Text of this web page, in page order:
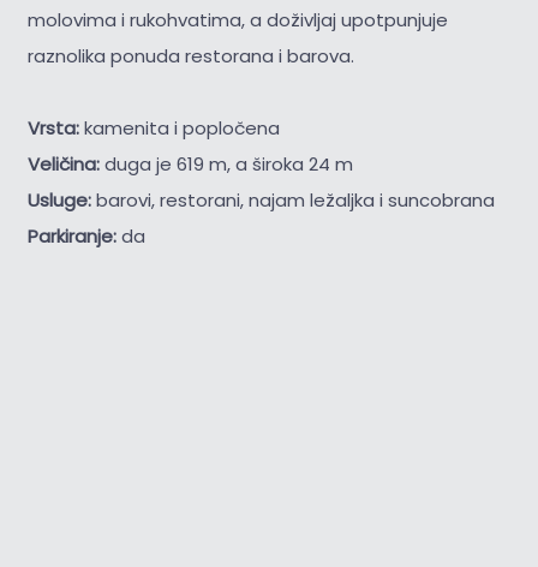
molovima i rukohvatima, a doživljaj upotpunjuje
raznolika ponuda restorana i barova.
Vrsta:kamenita i popločena
Veličina:duga je 619 m, a široka 24 m
Usluge:barovi, restorani, najam ležaljka i suncobrana
Parkiranje:da